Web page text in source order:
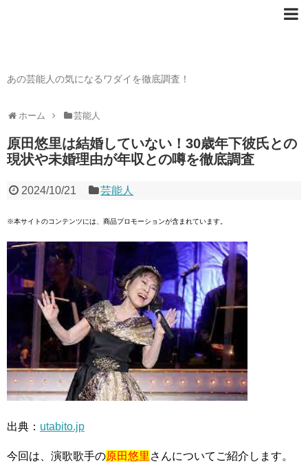
あの芸能人の気になるワダイを徹底調査！
ホーム 芸能人
原田悠里は結婚していない！30歳年下彼氏との
現状や未婚理由が年収との噂を徹底調査
2024/10/21 芸能人
※本サイトのコンテンツには、商品プロモーションが含まれています。
出典： utabito.jp
今回は、演歌歌手の原田悠里 さんについてご紹介します。